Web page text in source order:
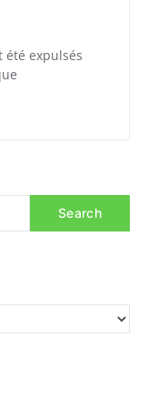
été expulsés
Search